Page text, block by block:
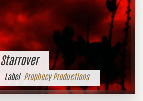
Prophecy Productions